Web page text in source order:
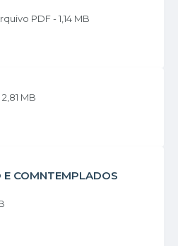
PDF 1,14 MB
2,81 MB
E COMNTEMPLADOS